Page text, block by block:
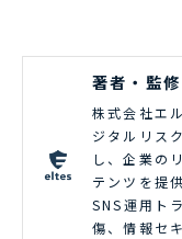
著者・監
株式会社エ
ジタルリス
し、企業の
テンツを提
SNS運用ト
傷、情報セ